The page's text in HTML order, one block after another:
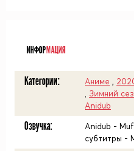
ИНФОРМАЦИЯ
Категории: Аниме
Зимний
Anidub
Озвучка:
Anidub -
субтитры -